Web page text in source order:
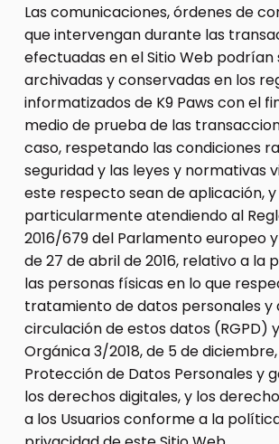
Las comunicaciones, órdenes de
que intervengan durante las
efectuadas en el Sitio Web podrían
archivadas y conservadas en los
informatizados de K9 Paws con el
medio de prueba de las
caso, respetando las condiciones
seguridad y las leyes y normativas
este respecto sean de aplicación, y
particularmente atendiendo al
2016/679 del Parlamento europeo
de 27 de abril de 2016, relativo a la
las personas físicas en lo que
tratamiento de datos personales y
circulación de estos datos (RGPD)
Orgánica 3/2018, de 5 de
Protección de Datos Personales y
los derechos digitales, y los
a los Usuarios conforme a la